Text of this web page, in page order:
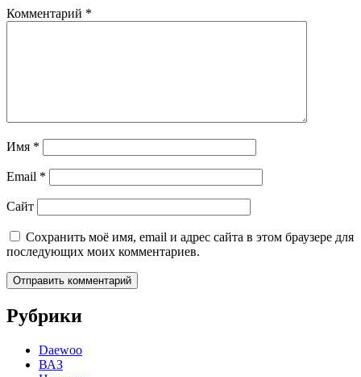
Комментарий *
Имя *
Email *
Сайт
Сохранить моё имя, email и адрес сайта в этом браузере для
последующих моих комментариев.
Рубрики
Daewoo
ВАЗ